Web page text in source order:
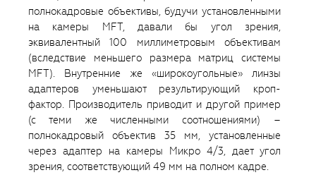
полнокадровые объективы, будучи установленными
на камеры MFT, давали бы угол зрения,
эквивалентный 100 миллиметровым объективам
(вследствие меньшего размера матриц системы
MFT). Внутренние же «широкоугольные» линзы
адаптеров уменьшают результирующий кроп-
фактор. Производитель приводит и другой пример
(с теми же численными соотношениями) –
полнокадровый объектив 35 мм, установленные
через адаптер на камеры Микро 4/3, дает угол
зрения, соответствующий 49 мм на полном кадре.